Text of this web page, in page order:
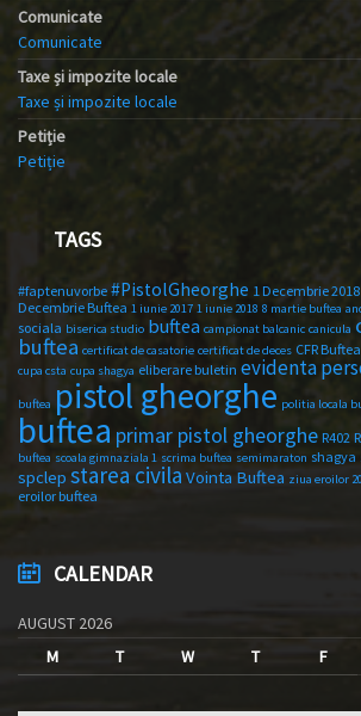
Comunicate
Comunicate
Taxe și impozite locale
Taxe și impozite locale
Petiție
Petiție
TAGS
#faptenuvorbe #PistolGheorghe 1 Decembrie 2018
Decembrie Buftea 1 iunie 2017 1 iunie 2018 8 martie buftea
sociala biserica studio buftea campionat balcanic canicula
buftea certificat de casatorie certificat de deces CFR Buftea
cupa csta cupa shagya eliberare buletin evidenta
buftea pistol gheorghe politia locala
buftea primar pistol gheorghe R402
buftea scoala gimnaziala 1 scrima buftea semimaraton shagya
spclep starea civila Vointa Buftea ziua eroilor
eroilor buftea
CALENDAR
AUGUST 2026
M
T W T F